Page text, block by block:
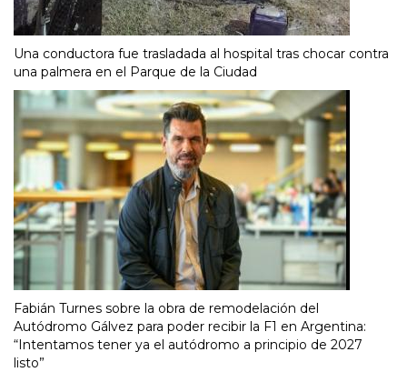
Una conductora fue trasladada al hospital tras chocar contra
una palmera en el Parque de la Ciudad
Fabián Turnes sobre la obra de remodelación del
Autódromo Gálvez para poder recibir la F1 en Argentina:
“Intentamos tener ya el autódromo a principio de 2027
listo”